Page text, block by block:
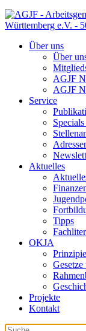
Über uns
Über
AGJF
AGJF
Service
Aktuelles
Tipps
OKJA
Projekte
Kontakt